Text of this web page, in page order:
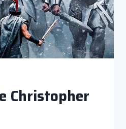
Christopher